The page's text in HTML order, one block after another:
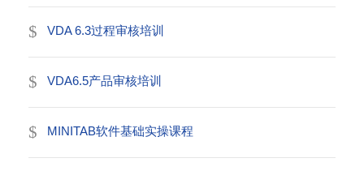
VDA 6.3过程审核培训
VDA6.5产品审核培训
MINITAB软件基础实操课程